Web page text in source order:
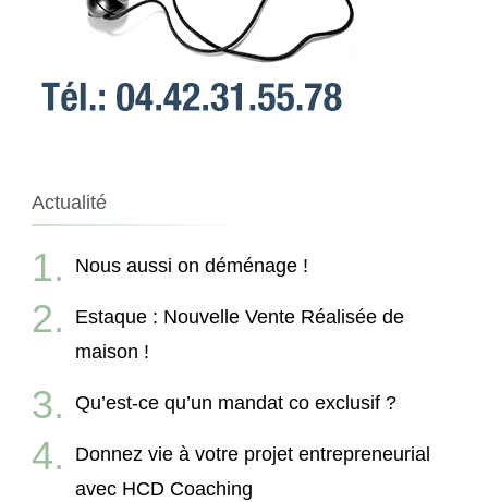
Actualité
Nous aussi on déménage !
Estaque : Nouvelle Vente Réalisée de
maison !
Qu’est-ce qu’un mandat co exclusif ?
Donnez vie à votre projet entrepreneurial
avec HCD Coaching